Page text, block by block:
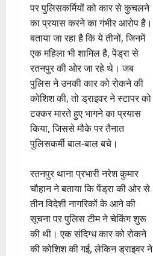
पर पुलिसकर्मियों को कार से कुचलने
का प्रयास करने का गंभीर आरोप है।
बताया जा रहा है कि ये तीनों, जिनमें
एक महिला भी शामिल है, पेंड्रा से
रतनपुर की ओर जा रहे थे। जब
पुलिस ने उनकी कार को रोकने की
कोशिश की, तो ड्राइवर ने स्टापर को
टक्कर मारते हुए भागने का प्रयास
किया, जिससे मौके पर तैनात
पुलिसकर्मी बाल-बाल बचे।
रतनपुर थाना प्रभारी नरेश कुमार
चौहान ने बताया कि पेंड्रा की ओर से
तीन विदेशी नागरिकों के आने की
सूचना पर पुलिस टीम ने चेकिंग शुरू
की थी। एक संदिग्ध कार को रोकने
की कोशिश की गई, लेकिन ड्राइवर ने